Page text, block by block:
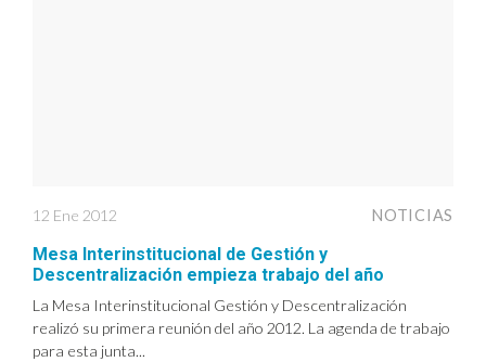
12 Ene 2012 NOTICIAS
Mesa Interinstitucional de Gestión y
Descentralización empieza trabajo del año
La Mesa Interinstitucional Gestión y Descentralización
realizó su primera reunión del año 2012. La agenda de trabajo
para esta junta...